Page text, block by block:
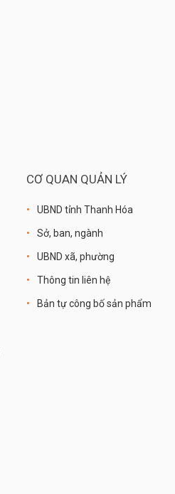
CƠ QUAN QUẢN LÝ
UBND tỉnh Thanh Hóa
Sở, ban, ngành
UBND xã, phường
Thông tin liên hệ
Bản tự công bố sản phẩm